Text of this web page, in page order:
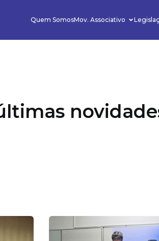
Quem SomosMov. Associativo